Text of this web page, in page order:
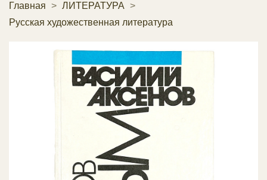
Главная
ЛИТЕРАТУРА
Русская художественная литература